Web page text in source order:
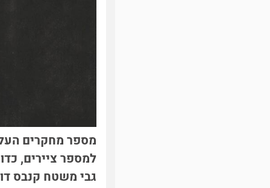
מספר מחקרים
למספר ציירים,
גבי משטח קנבס דו